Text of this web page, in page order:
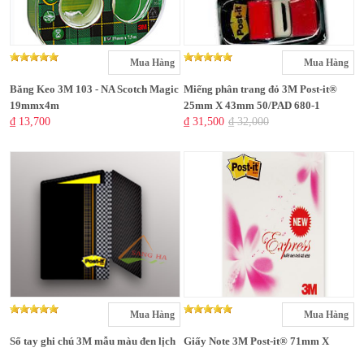
Mua Hàng
Băng Keo 3M 103 - NA Scotch Magic
19mmx4m
₫ 13,700
Mua Hàng
Miếng phân trang đỏ 3M Post-it®
25mm X 43mm 50/PAD 680-1
₫ 31,500 ₫ 32,000
Mua Hàng
Sổ tay ghi chú 3M mẫu màu đen lịch
Mua Hàng
Giấy Note 3M Post-it® 71mm X